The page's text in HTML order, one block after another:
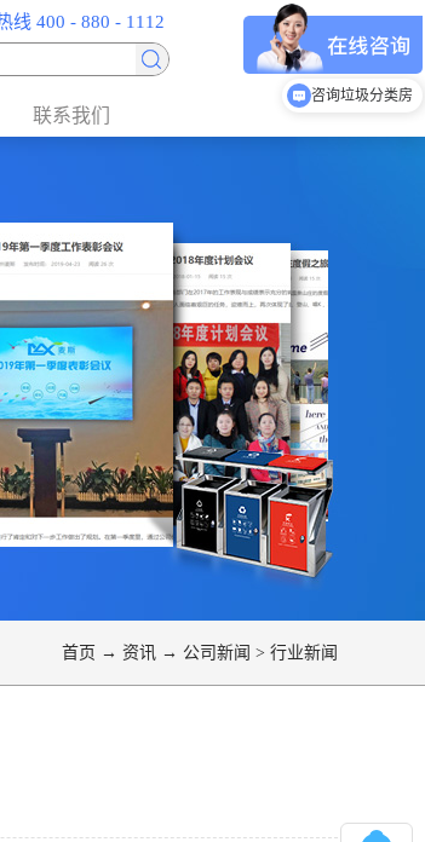
线 400 - 880 - 1112
联系我们
首页 → 资讯 → 公司新闻 > 行业新闻
咨询垃圾分类房